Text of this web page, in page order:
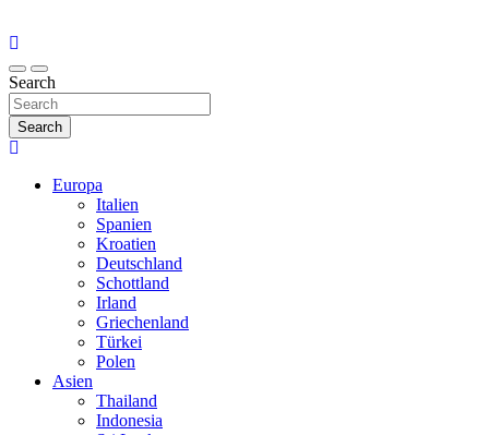
Search
Search
Europa
Italien
Spanien
Kroatien
Deutschland
Schottland
Irland
Griechenland
Türkei
Polen
Asien
Thailand
Indonesia